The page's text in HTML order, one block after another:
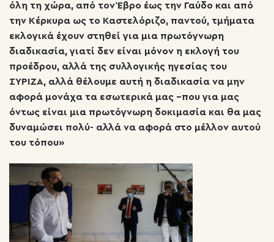
όλη τη χώρα, από τον Έβρο έως την Γαύδο και από
την Κέρκυρα ως το Καστελόριζο, παντού, τμήματα
εκλογικά έχουν στηθεί για μια πρωτόγνωρη
διαδικασία, γιατί δεν είναι μόνον η εκλογή του
προέδρου, αλλά της συλλογικής ηγεσίας του
ΣΥΡΙΖΑ, αλλά θέλουμε αυτή η διαδικασία να μην
αφορά μονάχα τα εσωτερικά μας –που για μας
όντως είναι μια πρωτόγνωρη δοκιμασία και θα μας
δυναμώσει πολύ- αλλά να αφορά στο μέλλον αυτού
του τόπου»